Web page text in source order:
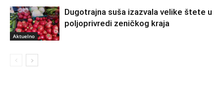
Aktuelno
Dugotrajna suša izazvala velike štete u
poljoprivredi zeničkog kraja